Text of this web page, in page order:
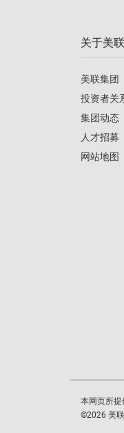
美联信心
关于美联
美联集团
投资者关
集团动态
人才招募
网站地图
本网页所提
©2026 美